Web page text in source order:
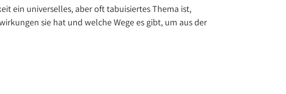
ein universelles, aber oft tabuisiertes Thema ist,
sie hat und welche Wege es gibt, um aus der